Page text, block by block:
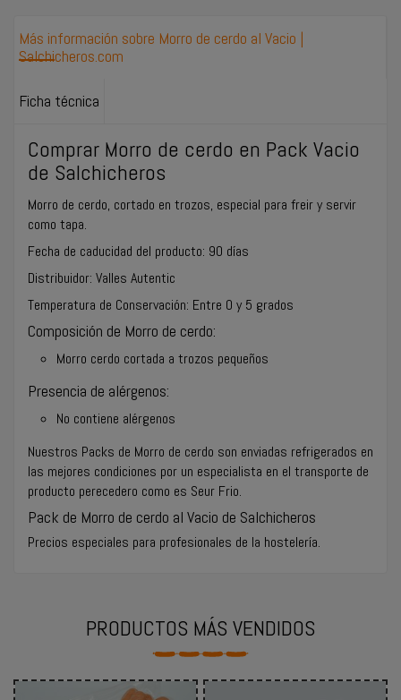
Más información sobre Morro de cerdo al Vacio |
Salchicheros.com
Ficha técnica
Comprar Morro de cerdo en Pack Vacio
de Salchicheros
Morro de cerdo, cortado en trozos, especial para freir y servir
como tapa.
Fecha de caducidad del producto: 90 días
Distribuidor: Valles Autentic
Temperatura de Conservación: Entre 0 y 5 grados
Composición de Morro de cerdo:
Morro cerdo cortada a trozos pequeños
Presencia de alérgenos:
No contiene alérgenos
Nuestros Packs de Morro de cerdo son enviadas refrigerados en
las mejores condiciones por un especialista en el transporte de
producto perecedero como es Seur Frio.
Pack de Morro de cerdo al Vacio de Salchicheros
Precios especiales para profesionales de la hostelería.
PRODUCTOS MÁS VENDIDOS